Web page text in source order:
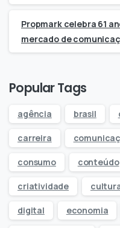
Propmark celebra 61
mercado de
Popular Tags
agência brasil
carreira
consumo conteúdo
criatividade
digital economia